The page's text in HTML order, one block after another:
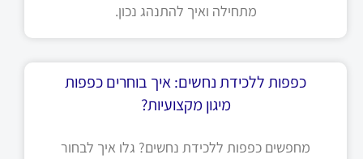
מתחילה ואיך להתנהג נכון.
כפפות ללכידת נחשים: איך בוחרים כפפות
מיגון מקצועיות?
מחפשים כפפות ללכידת נחשים? גלו איך לבחור